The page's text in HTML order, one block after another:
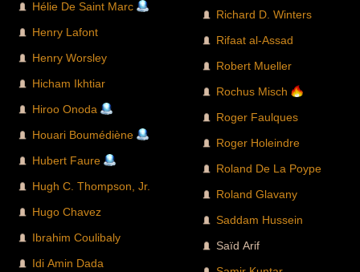
Hélie De Saint Marc
Henry Lafont
Henry Worsley
Hicham Ikhtiar
Hiroo Onoda
Houari Boumédiène
Hubert Faure
Hugh C. Thompson, Jr.
Hugo Chavez
Ibrahim Coulibaly
Idi Amin Dada
Richard D. Winters
Rifaat al-Assad
Robert Mueller
Rochus Misch
Roger Faulques
Roger Holeindre
Roland De La Poype
Roland Glavany
Saddam Hussein
Saïd Arif